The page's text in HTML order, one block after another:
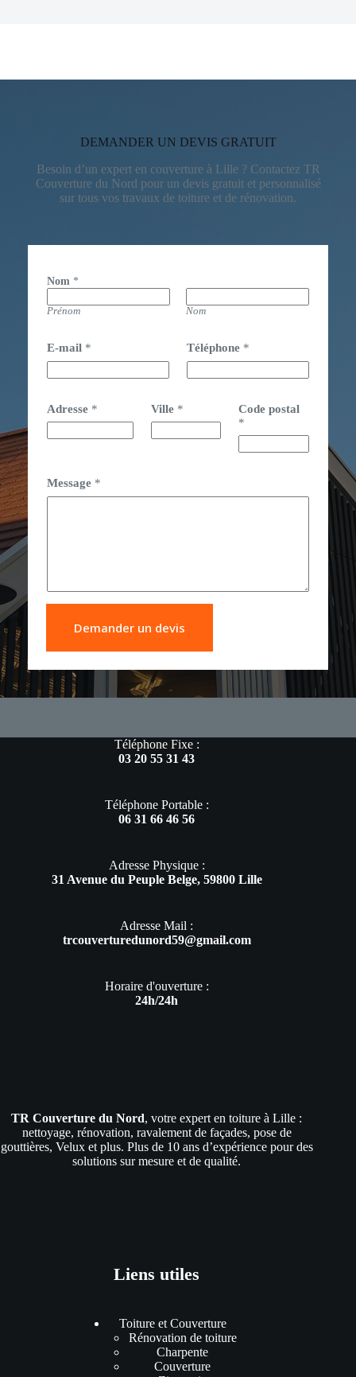
DEMANDER UN DEVIS GRATUIT
Besoin d’un expert en couverture à Lille ? Contactez TR
Couverture du Nord pour un devis gratuit et personnalisé
sur tous vos travaux de toiture et de rénovation.
Nom *
Prénom Nom
E-mail * Téléphone *
Adresse * Ville *
Code postal
*
Message *
Demander un devis
Téléphone Fixe :
03 20 55 31 43
Téléphone Portable :
06 31 66 46 56
Adresse Physique :
31 Avenue du Peuple Belge, 59800 Lille
Adresse Mail :
trcouverturedunord59@gmail.com
Horaire d'ouverture :
24h/24h
TR Couverture du Nord, votre expert en toiture à Lille :
nettoyage, rénovation, ravalement de façades, pose de
gouttières, Velux et plus. Plus de 10 ans d’expérience pour des
solutions sur mesure et de qualité.
Liens utiles
Toiture et Couverture
Rénovation de toiture
Charpente
Couverture